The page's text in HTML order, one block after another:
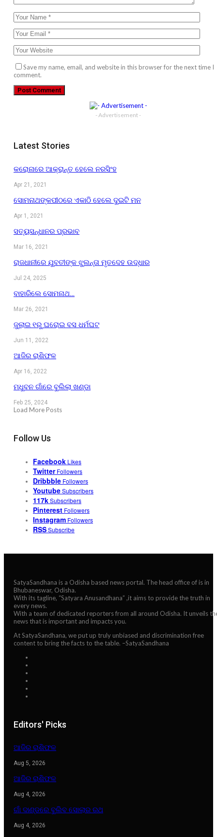
Save my name, email, and website in this browser for the next time I
comment.
- Advertisement -
Latest Stories
କରୋନାରେ ଆକ୍ରାନ୍ତ ହେଲେ ନରସିଂହ
Apr 21, 2021
ସୋମନାଥଙ୍କପୀଠରେ ଏକାଠି ହେଲେ ଦୁଇଟି ମନ
Apr 1, 2021
ସତ୍ୟସନ୍ଧାନର ପ୍ରଭାବ
Mar 16, 2021
ରାଜଧାନୀରେ ଯୁବତୀଙ୍କ ଝୁଲନ୍ତା ମୃତଦେହ ଉଦ୍ଧାର
Jul 24, 2025
ବାହାରିଲେ ସୋମନାଥ…
Mar 26, 2021
ଜୁଲାଇ ୧ରୁ ଘରୋଇ ବସ ଧର୍ମଘଟ
Jun 11, 2022
ଆଜିର ରାଶିଫଳ
Apr 16, 2022
ମଧୁବନ ଗାଁରେ ବୁଲିଲା ଖଣ୍ଡା
Feb 25, 2024
Load More Posts
Follow Us
Facebook Likes
Twitter Followers
Dribbble Followers
YoutubeSubscribers
117kSubscribers
Pinterest Followers
Instagram Followers
RSSSubscribe
SatyaSandhana is a Odisha based news portal. The head office of is in
Bhubaneswar, Odisha.
With its tagline, “Satyara Anusandhana” ,it aims to provide the truth in
every news.
With a team of dedicated reporters from all around Odisha. It unveils
news that is important and impacts you.
At SatyaSandhana, we put up truly unbiased and discrimination free
content to bring the facts to the table. –SatyaSandhana
Editors' Picks
ଆଜିର ରାଶିଫଳ
Aug 5, 2026
ଆଜିର ରାଶିଫଳ
Aug 4, 2026
ଗାଁ ଦାଣ୍ଡରେ ବୁଲିବ ସୋଲାର ରଥ
Aug 4, 2026